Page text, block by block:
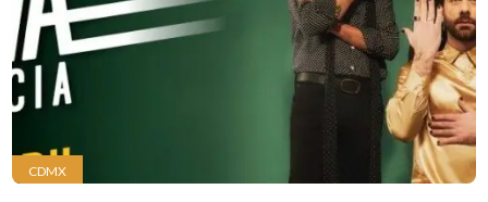
CDMX